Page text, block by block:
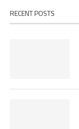
RECENT POSTS